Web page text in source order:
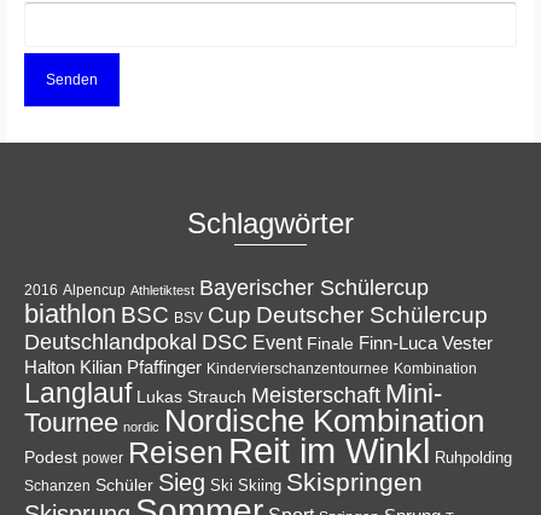
Schlagwörter
2016 Alpencup Athletiktest Bayerischer Schülercup
biathlon BSC BSV Cup Deutscher Schülercup
Deutschlandpokal DSC Event Finale Finn-Luca Vester
Halton Kilian Pfaffinger Kindervierschanzentournee Kombination
Langlauf Lukas Strauch Meisterschaft Mini-
Tournee nordic Nordische Kombination
Podest power Reisen Reit im Winkl Ruhpolding
Schanzen Schüler Sieg Ski Skiing Skispringen